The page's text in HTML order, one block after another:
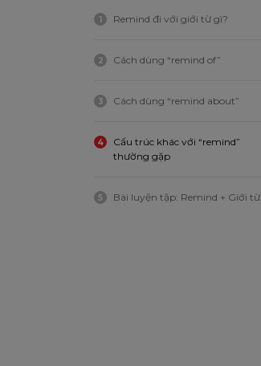
1 Remind đi với giới từ gì?
2 Cách dùng “remind of”
3 Cách dùng “remind about”
4
Cấu trúc khác với “remind”
thường gặp
5 Bài luyện tập: Remind + Giới từ